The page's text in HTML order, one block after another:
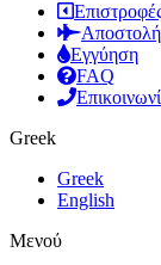
Αποστολή
Εγγύηση
FAQ
Greek
Greek
English
Μενού